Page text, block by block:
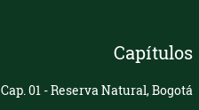
Capítulos
Cap. 01 - Reserva Natural, Bogotá